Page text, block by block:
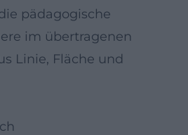
pädagogische
im übertragenen
Linie, Fläche und